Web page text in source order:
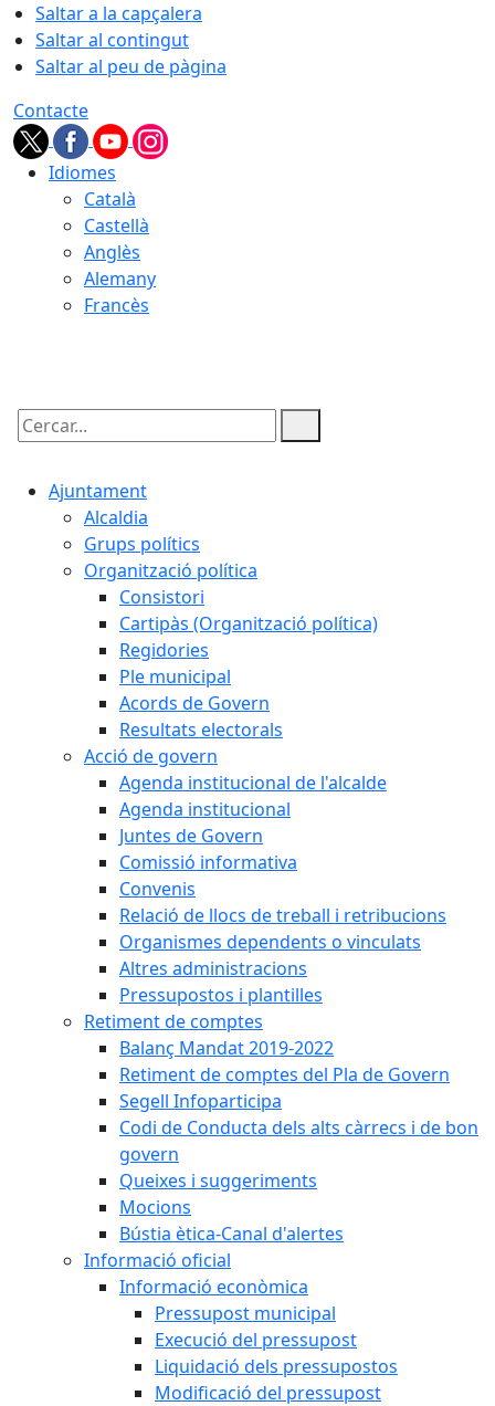
Saltar a la capçalera
Saltar al contingut
Saltar al peu de pàgina
Contacte
Idiomes
Català
Castellà
Anglès
Alemany
Francès
Cercar:
Ajuntament
Alcaldia
Grups polítics
Organització política
Consistori
Cartipàs (Organització política)
Regidories
Ple municipal
Acords de Govern
Resultats electorals
Acció de govern
Agenda institucional de l'alcalde
Agenda institucional
Juntes de Govern
Comissió informativa
Convenis
Relació de llocs de treball i retribucions
Organismes dependents o vinculats
Altres administracions
Pressupostos i plantilles
Retiment de comptes
Balanç Mandat 2019-2022
Retiment de comptes del Pla de Govern
Segell Infoparticipa
Codi de Conducta dels alts càrrecs i de bon
govern
Queixes i suggeriments
Mocions
Bústia ètica-Canal d'alertes
Informació oficial
Informació econòmica
Pressupost municipal
Execució del pressupost
Liquidació dels pressupostos
Modificació del pressupost